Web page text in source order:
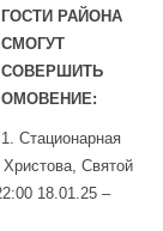
ГОСТИ РАЙОНА
СМОГУТ
СОВЕРШИТЬ
ОМОВЕНИЕ:
1. Стационарная
Святой
18.01.25 –